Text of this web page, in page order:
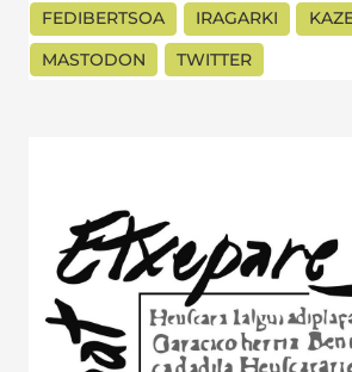
FEDIBERTSOA
IRAGARKI
MASTODON
TWITTER